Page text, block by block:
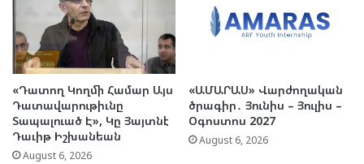
«Դատող Կողմի Համար Այս
Դատավարութիւնը
Տապալուած Է», Կը Յայտնէ
Դաւիթ Իշխանեան
August 6, 2026
«ԱՄԱՐԱՍ» Վարժողական
ծրագիր․ Յունիս – Յուլիս –
Օգոստոս 2027
August 6, 2026